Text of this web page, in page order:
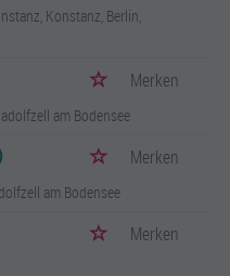
Konstanz, Berlin,
Merken
am Bodensee
Merken
am Bodensee
Merken